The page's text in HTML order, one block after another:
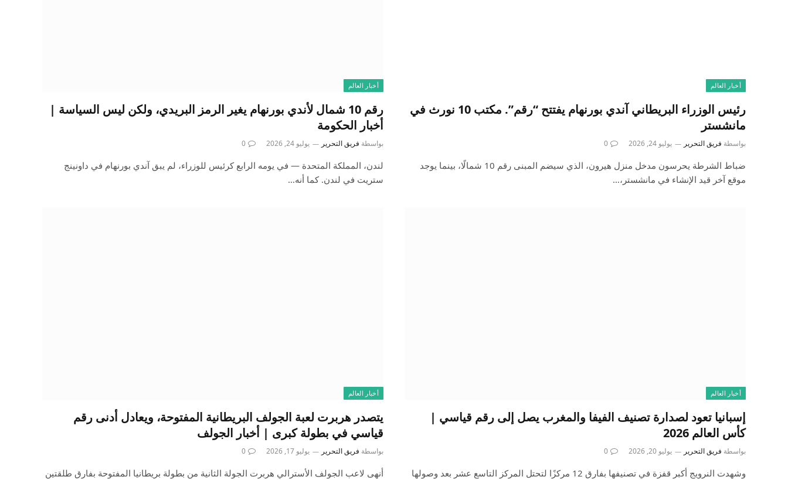
أخبار العالم
رئيس الوزراء البريطاني آندي بورنهام يفتتح “رقم”. مكتب 10 نورث في
مانشستر
بواسطة فريق التحرير يوليو 24, 2026 0
ضباط الشرطة يحرسون مدخل منزل هيرون، الذي سيضم المبنى رقم 10 شمالًا، بينما يوجد
موقع آخر قيد الإنشاء في مانشستر،…
أخبار العالم
رقم 10 شمال لأندي بورنهام يغير الرمز البريدي، ولكن ليس السياسة |
أخبار الحكومة
بواسطة فريق التحرير يوليو 24, 2026 0
لندن، المملكة المتحدة — في يومه الرابع كرئيس للوزراء، لم يبق آندي بورنهام في داونينج
ستريت في لندن. كما أنه…
أخبار العالم
إسبانيا تعود لصدارة تصنيف الفيفا والمغرب يصل إلى رقم قياسي |
كأس العالم 2026
بواسطة فريق التحرير يوليو 20, 2026 0
وشهدت النرويج أكبر قفزة في تصنيفها بفارق 12 مركزًا لتحتل المركز التاسع عشر بعد وصولها
أخبار العالم
يتصدر هربرت لعبة الجولف البريطانية المفتوحة، ويعادل أدنى رقم
قياسي في بطولة كبرى | أخبار الجولف
بواسطة فريق التحرير يوليو 17, 2026 0
أنهى لاعب الجولف الأسترالي هربرت الجولة الثانية من بطولة بريطانيا المفتوحة بفارق طلقتين